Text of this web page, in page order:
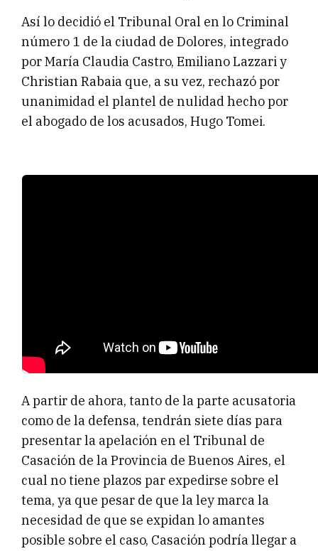
Así lo decidió el Tribunal Oral en lo Criminal
número 1 de la ciudad de Dolores, integrado
por María Claudia Castro, Emiliano Lazzari y
Christian Rabaia que, a su vez, rechazó por
unanimidad el plantel de nulidad hecho por
el abogado de los acusados, Hugo Tomei.
A partir de ahora, tanto de la parte acusatoria
como de la defensa, tendrán siete días para
presentar la apelación en el Tribunal de
Casación de la Provincia de Buenos Aires, el
cual no tiene plazos par expedirse sobre el
tema, ya que pesar de que la ley marca la
necesidad de que se expidan lo amantes
posible sobre el caso, Casación podría llegar a